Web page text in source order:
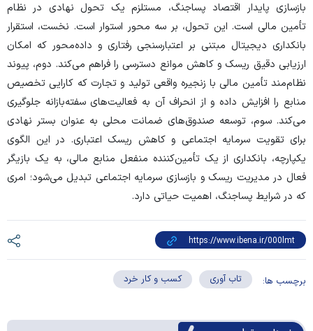
بازسازی پایدار اقتصاد پساجنگ، مستلزم یک تحول نهادی در نظام
تأمین مالی است. این تحول، بر سه محور استوار است. نخست، استقرار
بانکداری دیجیتال مبتنی بر اعتبارسنجی رفتاری و داده‌محور که امکان
ارزیابی دقیق ریسک و کاهش موانع دسترسی را فراهم می‌کند. دوم، پیوند
نظام‌مند تأمین مالی با زنجیره واقعی تولید و تجارت که کارایی تخصیص
منابع را افزایش داده و از انحراف آن به فعالیت‌های سفته‌بازانه جلوگیری
می‌کند. سوم، توسعه صندوق‌های ضمانت محلی به عنوان بستر نهادی
برای تقویت سرمایه اجتماعی و کاهش ریسک اعتباری. در این الگوی
یکپارچه، بانکداری از یک تأمین‌کننده منفعل منابع مالی، به یک بازیگر
فعال در مدیریت ریسک و بازسازی سرمایه اجتماعی تبدیل می‌شود؛ امری
که در شرایط پساجنگ، اهمیت حیاتی دارد.
برچسب ها: تاب آوری کسب و کار خرد